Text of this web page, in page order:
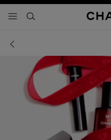
- navegación principal
buscar